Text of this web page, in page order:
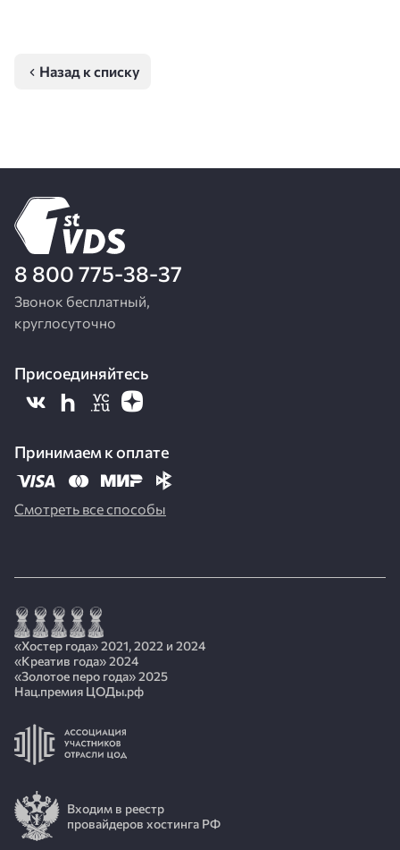
Назад к списку
8 800 775-38-37
Звонок бесплатный,
круглосуточно
Присоединяйтесь
Принимаем к оплате
Смотреть все способы
«Хостер года» 2021, 2022 и 2024
«Креатив года» 2024
«Золотое перо года» 2025
Нац.премия ЦОДы.рф
Входим в реестр
провайдеров хостинга РФ